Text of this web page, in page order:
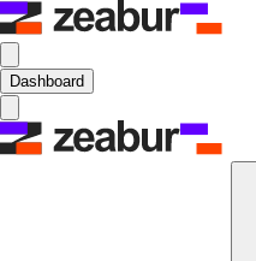
Dashboard